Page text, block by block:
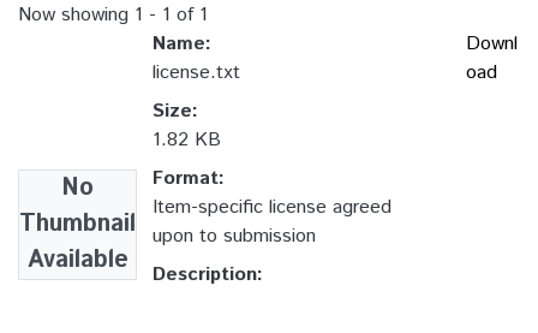
Now showing 1 - 1 of 1
No
Thumbnail
Available
Name:
license.txt
Size:
1.82 KB
Format:
Item-specific license agreed
upon to submission
Description:
Downl
oad